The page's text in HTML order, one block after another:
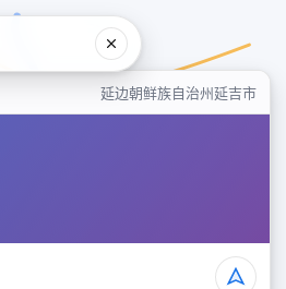
延边朝鲜族自治州延吉市